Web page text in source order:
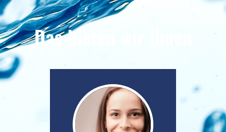
Das bieten wir Ihnen